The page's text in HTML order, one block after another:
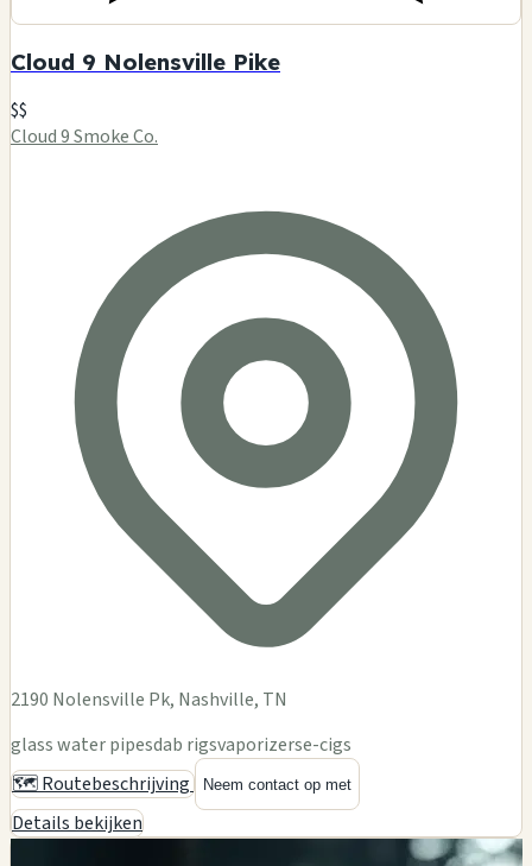
Cloud 9 Nolensville Pike
$$
Cloud 9 Smoke Co.
2190 Nolensville Pk, Nashville, TN
glass water pipesdab rigsvaporizerse-cigs
🗺️ Routebeschrijving
Neem contact op met
Details bekijken